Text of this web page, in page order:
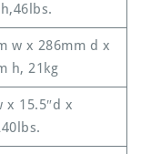
w x 286mm d x
h, 21kg
x 15.5″d x